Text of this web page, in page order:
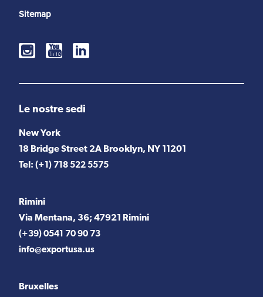
Sitemap
Le nostre sedi
New York
18 Bridge Street 2A Brooklyn, NY 11201
Tel: (+1) 718 522 5575
Rimini
Via Mentana, 36; 47921 Rimini
(+39) 0541 70 90 73
info@exportusa.us
Bruxelles